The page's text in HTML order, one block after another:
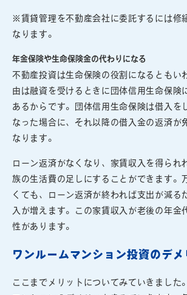
※賃貸管理を不動産会社に委託するには修
なります。
年金保険や生命保険金の代わりになる
不動産投資は生命保険の役割になるともい
由は融資を受けるときに団体信用生命保険
あるからです。団体信用生命保険は借入を
なった場合に、それ以降の借入金の返済が
なります。
ローン返済がなくなり、家賃収入を得られ
族の生活費の足しにすることができます。
くても、ローン返済が終われば支出が減る
入が増えます。この家賃収入が老後の年金
性があります。
ワンルームマンション投資のデメ
ここまでメリットについてみていきました